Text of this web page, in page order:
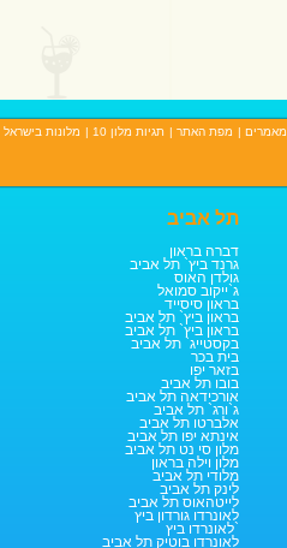
מאמרים | מפת האתר | תגיות מלון 10 | מלונות בישראל
תל אביב
דברה בראון
גרנד ביץ` תל אביב
גולדן האוס
ג`ייקוב סמואל
בראון סיסייד
בראון ביץ` תל אביב
בראון ביץ` תל אביב
בקסטייג` תל אביב
בית בכר
בזאר יפו
בובו תל אביב
אורכידאה תל אביב
ג`ורג` תל אביב
אלברטו תל אביב
אינתא יפו תל אביב
מלון סי נט תל אביב
מלון וילה בראון
מלודי תל אביב
לינק תל אביב
לייטהאוס תל אביב
לאונרדו גורדון ביץ
לאונרדו ביץ`
לאונרדו בוטיק תל אביב